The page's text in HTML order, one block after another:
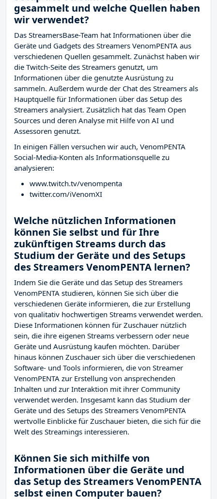
gesammelt und welche Quellen haben
wir verwendet?
Das StreamersBase-Team hat Informationen über die
Geräte und Gadgets des Streamers VenomPENTA aus
verschiedenen Quellen gesammelt. Zunächst haben wir
die Twitch-Seite des Streamers genutzt, um
Informationen über die genutzte Ausrüstung zu
sammeln. Außerdem wurde der Chat des Streamers als
Hauptquelle für Informationen über das Setup des
Streamers analysiert. Zusätzlich hat das Team Open
Sources und deren Analyse mit Hilfe von AI und
Assessoren genutzt.
In einigen Fällen versuchen wir auch, VenomPENTA
Social-Media-Konten als Informationsquelle zu
analysieren:
www.twitch.tv/venompenta
twitter.com/iVenomXI
Welche nützlichen Informationen
können Sie selbst und für Ihre
zukünftigen Streams durch das
Studium der Geräte und des Setups
des Streamers VenomPENTA lernen?
Indem Sie die Geräte und das Setup des Streamers
VenomPENTA studieren, können Sie sich über die
verschiedenen Geräte informieren, die zur Erstellung
von qualitativ hochwertigen Streams verwendet werden.
Diese Informationen können für Zuschauer nützlich
sein, die ihre eigenen Streams verbessern oder neue
Geräte und Ausrüstung kaufen möchten. Darüber
hinaus können Zuschauer sich über die verschiedenen
Software- und Tools informieren, die von Streamer
VenomPENTA zur Erstellung von ansprechenden
Inhalten und zur Interaktion mit ihrer Community
verwendet werden. Insgesamt kann das Studium der
Geräte und des Setups des Streamers VenomPENTA
wertvolle Einblicke für Zuschauer bieten, die sich für die
Welt des Streamings interessieren.
Können Sie sich mithilfe von
Informationen über die Geräte und
das Setup des Streamers VenomPENTA
selbst einen Computer bauen?